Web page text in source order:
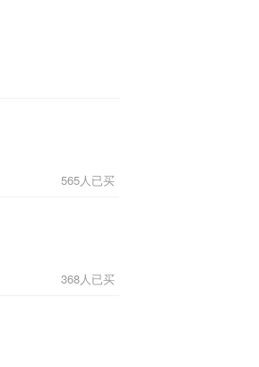
565人已买
368人已买